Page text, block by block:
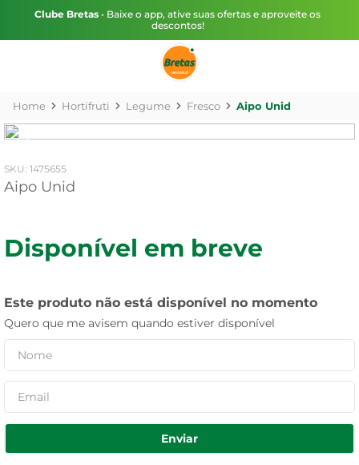
Clube Bretas • Baixe o app, ative suas ofertas e aproveite os
descontos!
Hortifruti Legume Fresco Aipo Unid
: 1475655
Aipo Unid
Disponível em breve
Este produto não está disponível no momento
Quero que me avisem quando estiver disponível
Enviar